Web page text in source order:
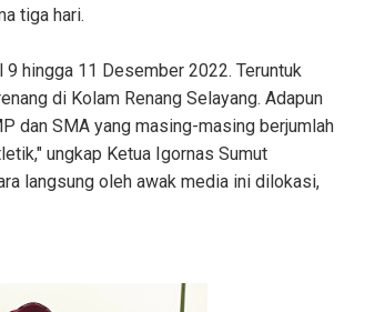
tiga hari.
hingga 11 Desember 2022. Teruntuk
di Kolam Renang Selayang. Adapun
dan SMA yang masing-masing berjumlah
ungkap Ketua Igornas Sumut
langsung oleh awak media ini dilokasi,